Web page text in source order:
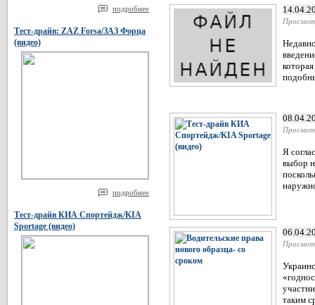
подробнее
Тест-драйв: ZAZ Forsa/ЗАЗ Форца
(видео)
подробнее
Тест-драйв КИА Спортейдж/KIA
Sportage (видео)
Я
выбор
таким